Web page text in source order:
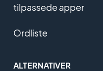
tilpassede apper
Ordliste
ALTERNATIVER